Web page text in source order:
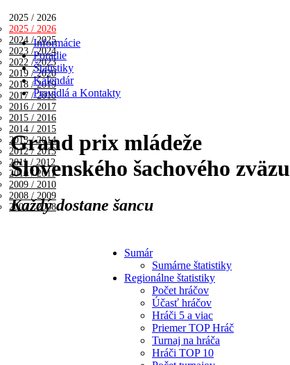
2025 / 2026
2025 / 2026
2024 / 2025
2023 / 2024
2022 / 2023
2019 / 2020
2018 / 2019
2017 / 2018
2016 / 2017
2015 / 2016
2014 / 2015
2013 / 2014
2012 / 2013
2011 / 2012
2010 / 2011
2009 / 2010
2008 / 2009
2007 / 2008
Informácie
Poradie
Štatistiky
Kalendár
Pravidlá a Kontakty
Grand prix mládeže
Slovenského šachového zväzu
Každý dostane šancu
Sumár
Sumárne štatistiky
Regionálne štatistiky
Počet hráčov
Účasť hráčov
Hráči 5 a viac
Priemer TOP Hráč
Turnaj na hráča
Hráči TOP 10